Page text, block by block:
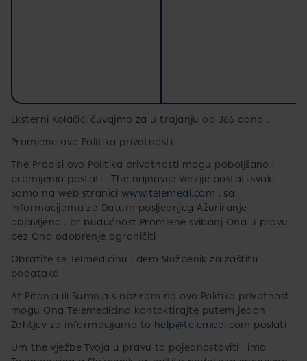
Eksterni Kolačići čuvajmo za​ u trajanju od 365 dana .
Promjene ovo Politika privatnosti
The Propisi ovo Politika privatnosti mogu poboljšano i
promijenio postati . The najnovije Verzije postati svaki
Samo na web stranici www.telemedi.com , sa
informacijama za Datum posljednjeg​ Ažuriranje ,
objavljeno . br budućnost Promjene svibanj Ona u pravu
bez Ona odobrenje ograničiti .
Obratite se Telmedicinu i dem Službenik za zaštitu
podataka
At Pitanja ili Sumnja s obzirom na ovo Politika privatnosti
mogu Ona Telemedicina kontaktirajte putem jedan
Zahtjev za informacijama to help@telemedi.com poslati .
Um the vježbe Tvoja u pravu to pojednostaviti , ima